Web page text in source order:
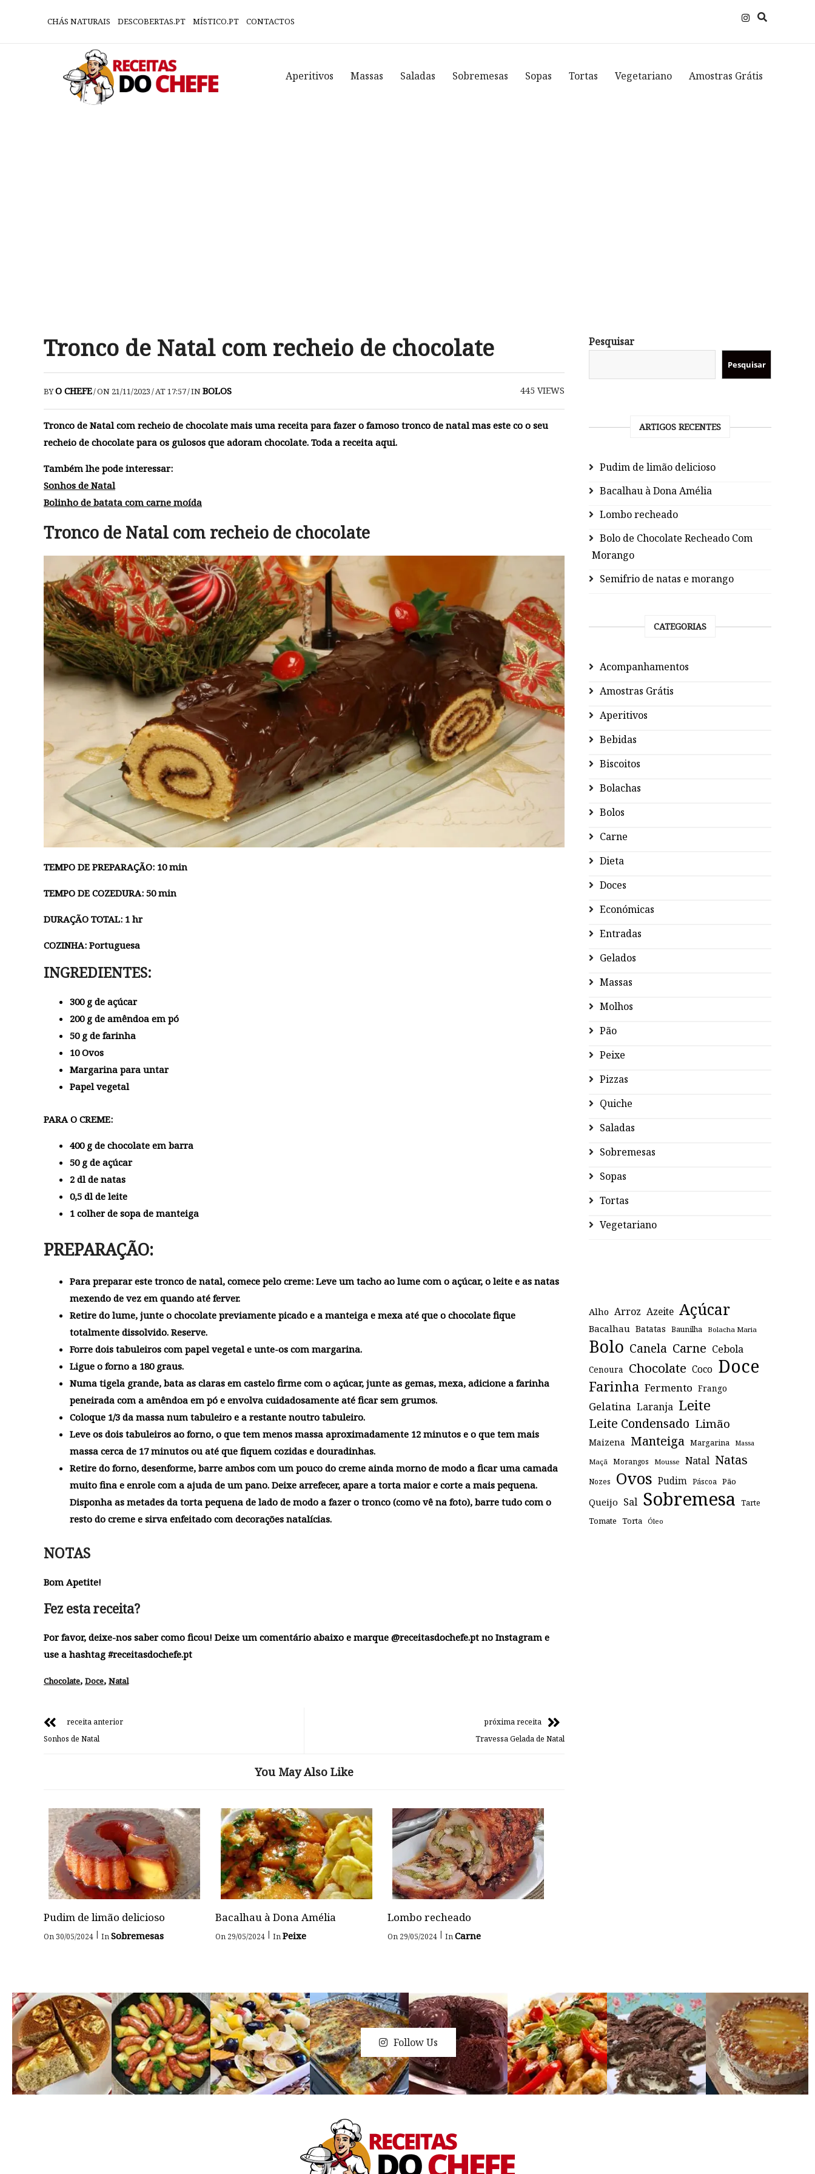
CHÁS NATURAIS DESCOBERTAS.PT MÍSTICO.PT CONTACTOS
Aperitivos Massas Saladas Sobremesas Sopas Tortas Vegetariano Amostras Grátis
Tronco de Natal com recheio de chocolate
BYO CHEFE/ON 21/11/2023/AT 17:57/INBOLOS 445VIEWS
Tronco de Natal com recheio de chocolate mais uma receita para fazer o famoso tronco de natal mas este co o seu
recheio de chocolate para os gulosos que adoram chocolate. Toda a receita aqui.
Também lhe pode interessar:
Sonhos de Natal
Bolinho de batata com carne moída
Tronco de Natal com recheio de chocolate
TEMPO DE PREPARAÇÃO: 10 min
TEMPO DE COZEDURA: 50 min
DURAÇÃO TOTAL: 1 hr
COZINHA: Portuguesa
INGREDIENTES:
300 g de açúcar
200 g de amêndoa em pó
50 g de farinha
10 Ovos
Margarina para untar
Papel vegetal
PARA O CREME:
400 g de chocolate em barra
50 g de açúcar
2 dl de natas
0,5 dl de leite
1 colher de sopa de manteiga
PREPARAÇÃO:
Para preparar este tronco de natal, comece pelo creme: Leve um tacho ao lume com o açúcar, o leite e as natas
mexendo de vez em quando até ferver.
Retire do lume, junte o chocolate previamente picado e a manteiga e mexa até que o chocolate fique
totalmente dissolvido. Reserve.
Forre dois tabuleiros com papel vegetal e unte-os com margarina.
Ligue o forno a 180 graus.
Numa tigela grande, bata as claras em castelo firme com o açúcar, junte as gemas, mexa, adicione a farinha
peneirada com a amêndoa em pó e envolva cuidadosamente até ficar sem grumos.
Coloque 1/3 da massa num tabuleiro e a restante noutro tabuleiro.
Leve os dois tabuleiros ao forno, o que tem menos massa aproximadamente 12 minutos e o que tem mais
massa cerca de 17 minutos ou até que fiquem cozidas e douradinhas.
Retire do forno, desenforme, barre ambos com um pouco do creme ainda morno de modo a ficar uma camada
muito fina e enrole com a ajuda de um pano. Deixe arrefecer, apare a torta maior e corte a mais pequena.
Disponha as metades da torta pequena de lado de modo a fazer o tronco (como vê na foto), barre tudo com o
resto do creme e sirva enfeitado com decorações natalícias.
NOTAS
Bom Apetite!
Fez esta receita?
Por favor, deixe-nos saber como ficou! Deixe um comentário abaixo e marque @receitasdochefe.pt no Instagram e
use a hashtag #receitasdochefe.pt
Chocolate, Doce, Natal
receita anterior
Sonhos de Natal
próxima receita
Travessa Gelada de Natal
You May Also Like
Pudim de limão delicioso
On 30/05/2024 | InSobremesas
Bacalhau à Dona Amélia
On 29/05/2024 | InPeixe
Lombo recheado
On 29/05/2024 | InCarne
Pesquisar
Pesquisar
ARTIGOS RECENTES
Pudim de limão delicioso
Bacalhau à Dona Amélia
Lombo recheado
Bolo de Chocolate Recheado Com
Morango
Semifrio de natas e morango
CATEGORIAS
Acompanhamentos
Amostras Grátis
Aperitivos
Bebidas
Biscoitos
Bolachas
Bolos
Carne
Dieta
Doces
Económicas
Entradas
Gelados
Massas
Molhos
Pão
Peixe
Pizzas
Quiche
Saladas
Sobremesas
Sopas
Tortas
Vegetariano
Alho Arroz Azeite Açúcar
Bacalhau Batatas Baunilha Bolacha Maria
Bolo Canela Carne Cebola
Cenoura Chocolate Coco Doce
Farinha Fermento Frango
Gelatina Laranja Leite
Leite Condensado Limão
Maizena Manteiga Margarina Massa
Maçã Morangos Mousse Natal Natas
Nozes Ovos Pudim Páscoa Pão
Queijo Sal Sobremesa Tarte
Tomate Torta Óleo
Follow Us